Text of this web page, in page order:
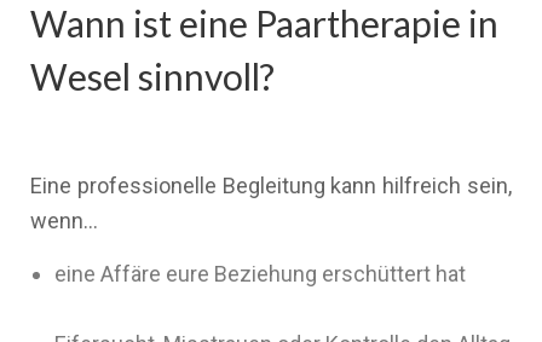
Wann ist eine Paartherapie in
Wesel sinnvoll?
Eine professionelle Begleitung kann hilfreich sein,
wenn…
eine Affäre eure Beziehung erschüttert hat